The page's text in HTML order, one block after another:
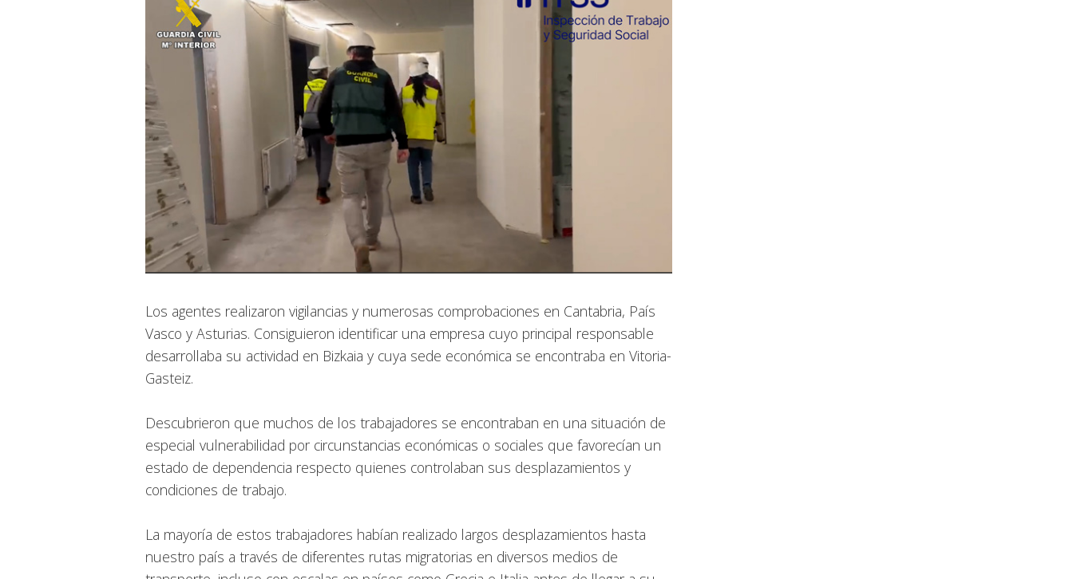
Los agentes realizaron vigilancias y numerosas comprobaciones en Cantabria, País
Vasco y Asturias. Consiguieron identificar una empresa cuyo principal responsable
desarrollaba su actividad en Bizkaia y cuya sede económica se encontraba en Vitoria-
Gasteiz.
Descubrieron que muchos de los trabajadores se encontraban en una situación de
especial vulnerabilidad por circunstancias económicas o sociales que favorecían un
estado de dependencia respecto quienes controlaban sus desplazamientos y
condiciones de trabajo.
La mayoría de estos trabajadores habían realizado largos desplazamientos hasta
nuestro país a través de diferentes rutas migratorias en diversos medios de